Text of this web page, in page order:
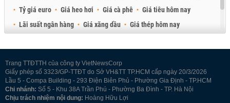
Tỷ giá euro
Giá heo hơi Giá cà phê
Giá tiêu hôm nay
Lãi suất ngân hàng
Giá xăng dầu
Giá thép hôm nay
Trang TTĐTTH của công ty VietNewsCorp
Giấy phép số 3323/GP-TTĐT do Sở VH&TT TP.HCM cấp ngày 20/3/2026
Lầu 5 - Compa Building - 293 Điện Biên Phủ - Phường Gia Định - TP.HCM
Chi nhánh: Số 5 - Khu 38A Trần Phú - Phường Ba Đình - TP. Hà Nội
Chịu trách nhiệm nội dung: Hoàng Hữu Lợi